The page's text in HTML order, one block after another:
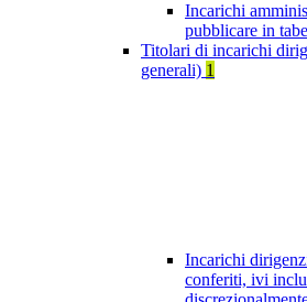
Incarichi
pubblicare in
Titolari di incarichi
generali) 1
Incarichi
conferiti, ivi